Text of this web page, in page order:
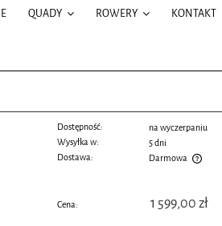
QUADY ROWERY KONTAKT
Dostępność:
na wyczerpaniu
Wysyłka w:
5 dni
Dostawa:
Darmowa
Cena: 1 599,00 zł